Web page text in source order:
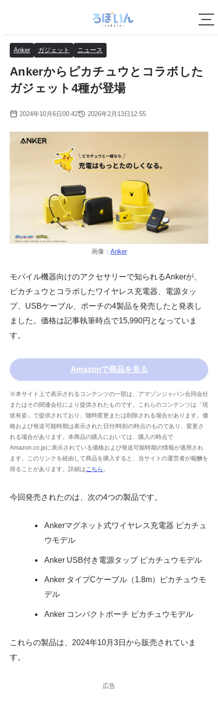
Anker ガジェット ニュース
Ankerからピカチュウとコラボした
ガジェット4種が登場
2024年10月6日00:42 2026年2月13日12:55
画像： Anker
モバイル機器向けのアクセサリーで知られるAnkerが、
ピカチュウとコラボしたワイヤレス充電器、電源タッ
プ、USBケーブル、ポーチの4製品を発売したと発表し
ました。価格は記事執筆時点で15,990円となっていま
す。
Amazonで商品を見る
※本サイト上で表示されるコンテンツの一部は、アマゾンジャパン合同会社
またはその関連会社により提供されたものです。これらのコンテンツは「現
状有姿」で提供されており、随時変更または削除される場合があります。価
格および発送可能時期は表示された日付/時刻の時点のものであり、変更さ
れる場合があります。本商品の購入においては、購入の時点で
Amazon.co.jpに表示されている価格および発送可能時期の情報が適用され
ます。このリンクを経由して商品を購入すると、当サイトの運営者が報酬を
得ることがあります。詳細はこちら 。
今回発売されたのは、次の4つの製品です。
Ankerマグネット式ワイヤレス充電器 ピカチュ
ウモデル
Anker USB付き電源タップ ピカチュウモデル
Anker タイプCケーブル（1.8m）ピカチュウモ
デル
Anker コンパクトポーチ ピカチュウモデル
これらの製品は、2024年10月3日から販売されていま
す。
広告